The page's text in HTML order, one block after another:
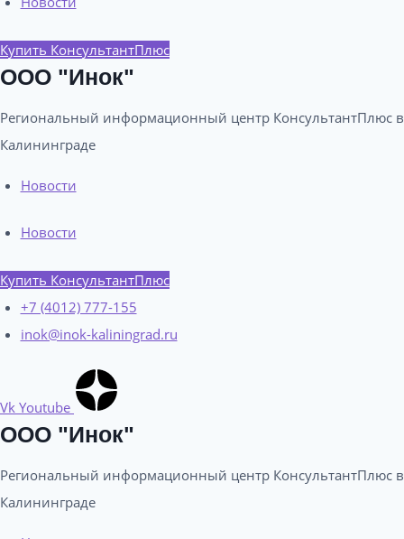
Купить КонсультантПлюс
ООО "Инок"
Региональный информационный центр КонсультантПлюс в
Калининграде​
Новости
Новости
Купить КонсультантПлюс
+7 (4012) 777-155
inok@inok-kaliningrad.ru
Vk Youtube
ООО "Инок"
Региональный информационный центр КонсультантПлюс в
Калининграде​